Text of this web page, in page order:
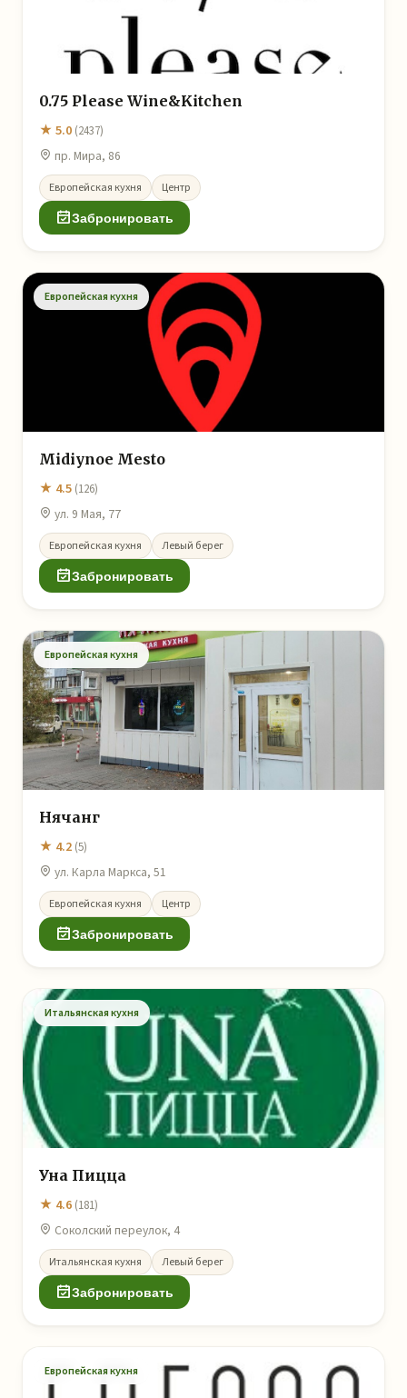
0.75 Please Wine&Kitchen
★ 5.0 (2437)
пр. Мира, 86
Европейская кухня Центр
Забронировать
Европейская кухня
Midiynoe Mesto
★ 4.5 (126)
ул. 9 Мая, 77
Европейская кухня Левый берег
Забронировать
Европейская кухня
Нячанг
★ 4.2 (5)
ул. Карла Маркса, 51
Европейская кухня Центр
Забронировать
Итальянская кухня
Уна Пицца
★ 4.6 (181)
Соколский переулок, 4
Итальянская кухня Левый берег
Забронировать
Европейская кухня